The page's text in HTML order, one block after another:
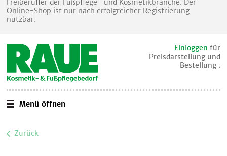
Freiberufler der Fußpflege- und Kosmetikbranche. Der
Online-Shop ist nur nach erfolgreicher Registrierung
nutzbar.
Einloggen für
Preisdarstellung und
Bestellung .
Menü öffnen
Zurück